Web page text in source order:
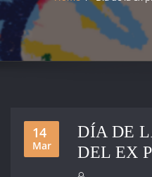
14
Mar
DÍA DE
DEL EX